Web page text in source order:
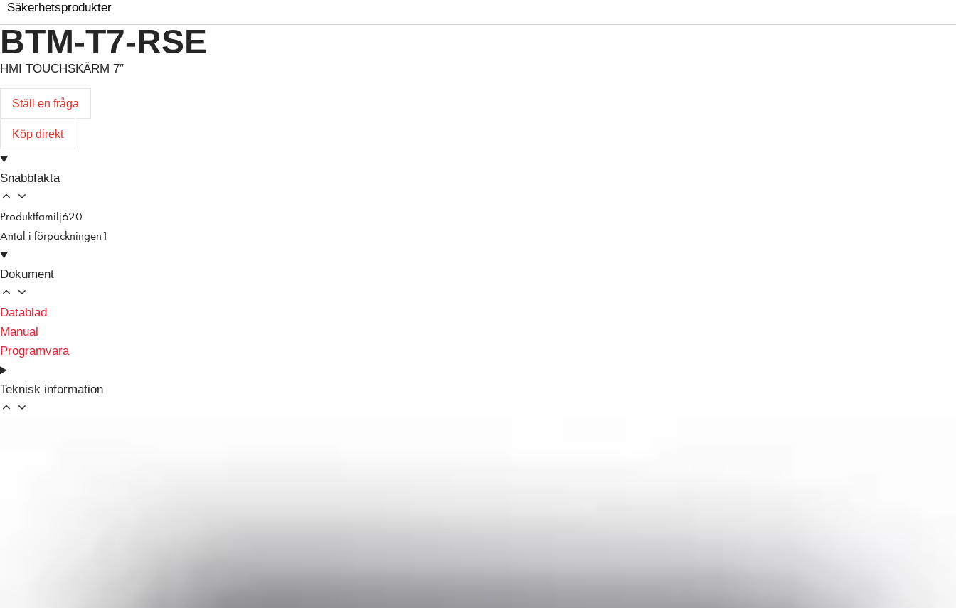
Säkerhetsprodukter
BTM-T7-RSE
HMI TOUCHSKÄRM 7″
Ställ en fråga
Köp direkt
Snabbfakta
Produktfamilj620
Antal i förpackningen 1
Dokument
Datablad
Manual
Programvara
Teknisk information